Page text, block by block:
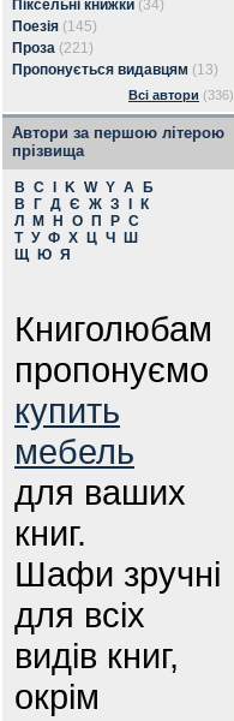
Піксельні книжки (34)
Поезія (145)
Проза (221)
Пропонується видавцям (13)
Всі автори (336)
Автори за першою літерою
прізвища
B C K W Y А
Б
В
Г Д Є Ж З
К
Л
М Н О П Р С
Т У Ф Х Ц Ч
Ш
Щ
Ю Я
Книголюбам
пропонуємо
купить
мебель
для ваших
книг.
Шафи зручні
для всіх
видів книг,
окрім